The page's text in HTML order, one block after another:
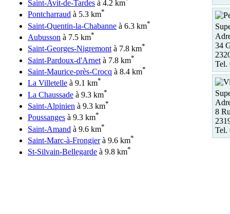
Saint-Avit-de-Tardes à 4.2 km
Pontcharraud à 5.3 km*
Saint-Quentin-la-Chabanne à 6.3 km*
Aubusson à 7.5 km*
Saint-Georges-Nigremontà 7.8 km*
Saint-Pardoux-d'Arnet à 7.8 km*
Saint-Maurice-près-Crocq à 8.4 km*
La Villetelle à 9.1 km*
La Chaussade à 9.3 km*
Saint-Alpinien à 9.3 km*
Poussanges à 9.3 km*
Saint-Amand à 9.6 km*
Saint-Marc-à-Frongierà 9.6 km*
St-Silvain-Bellegarde à 9.8 km*
34
Tel.
8
Tel.